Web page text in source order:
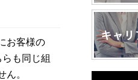
お客様の
も同じ組
。